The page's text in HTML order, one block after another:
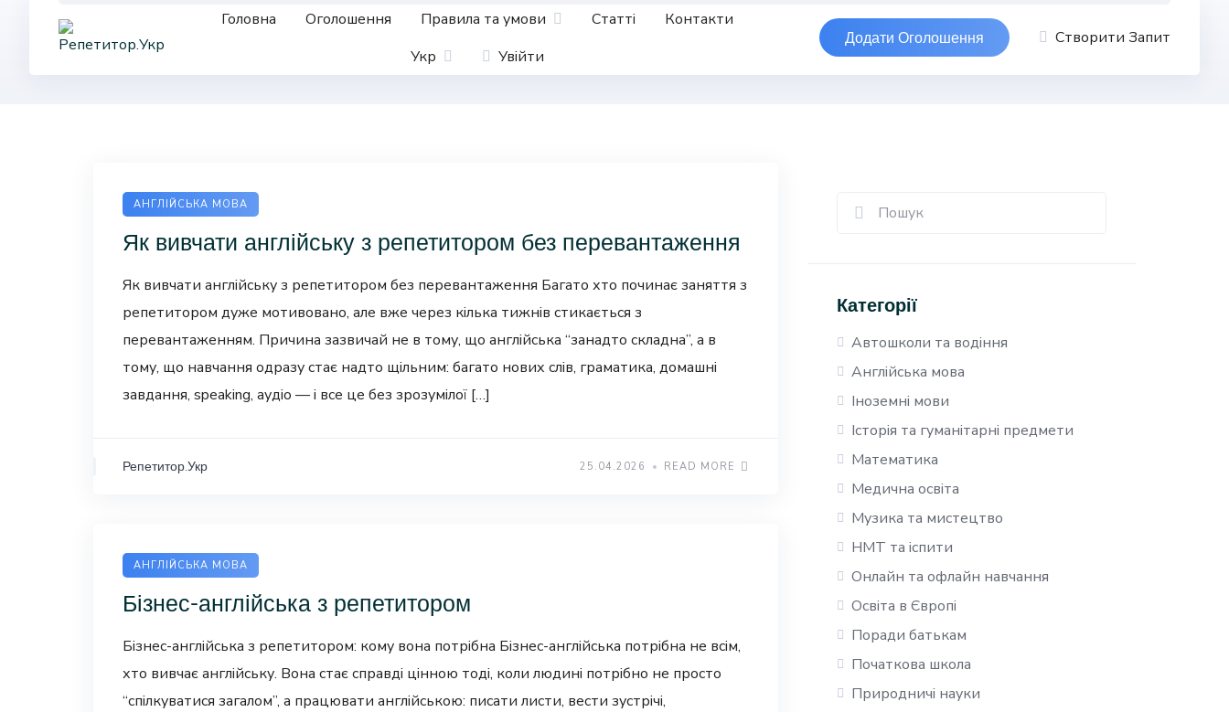
Головна Оголошення Правила та умови Статті
Контакти
Укр
Увійти
Додати Оголошення Створити Запит
АНГЛІЙСЬКА МОВА
Як вивчати англійську з репетитором без перевантаження
Як вивчати англійську з репетитором без перевантаження Багато хто починає заняття з
репетитором дуже мотивовано, але вже через кілька тижнів стикається з
перевантаженням. Причина зазвичай не в тому, що англійська “занадто складна”, а в
тому, що навчання одразу стає надто щільним: багато нових слів, граматика, домашні
завдання, speaking, аудіо — і все це без зрозумілої […]
Репетитор.Укр 25.04.2026 READ MORE
АНГЛІЙСЬКА МОВА
Бізнес-англійська з репетитором
Бізнес-англійська з репетитором: кому вона потрібна Бізнес-англійська потрібна не всім,
хто вивчає англійську. Вона стає справді цінною тоді, коли людині потрібно не просто
“спілкуватися загалом”, а працювати англійською: писати листи, вести зустрічі,
Категорії
Автошколи та водіння
Англійська мова
Іноземні мови
Історія та гуманітарні предмети
Математика
Медична освіта
Музика та мистецтво
НМТ та іспити
Онлайн та офлайн навчання
Освіта в Європі
Поради батькам
Початкова школа
Природничі науки